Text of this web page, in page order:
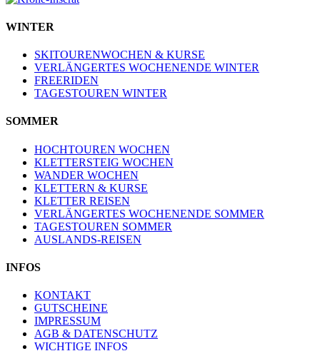
WINTER
SKITOURENWOCHEN & KURSE
VERLÄNGERTES WOCHENENDE WINTER
FREERIDEN
TAGESTOUREN WINTER
SOMMER
HOCHTOUREN WOCHEN
KLETTERSTEIG WOCHEN
WANDER WOCHEN
KLETTERN & KURSE
KLETTER REISEN
VERLÄNGERTES WOCHENENDE SOMMER
TAGESTOUREN SOMMER
AUSLANDS-REISEN
INFOS
KONTAKT
GUTSCHEINE
IMPRESSUM
AGB & DATENSCHUTZ
WICHTIGE INFOS